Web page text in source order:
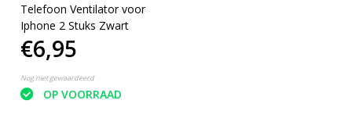
Telefoon Ventilator voor
Iphone 2 Stuks Zwart
€6,95
Nog niet gewaardeerd
OP VOORRAAD